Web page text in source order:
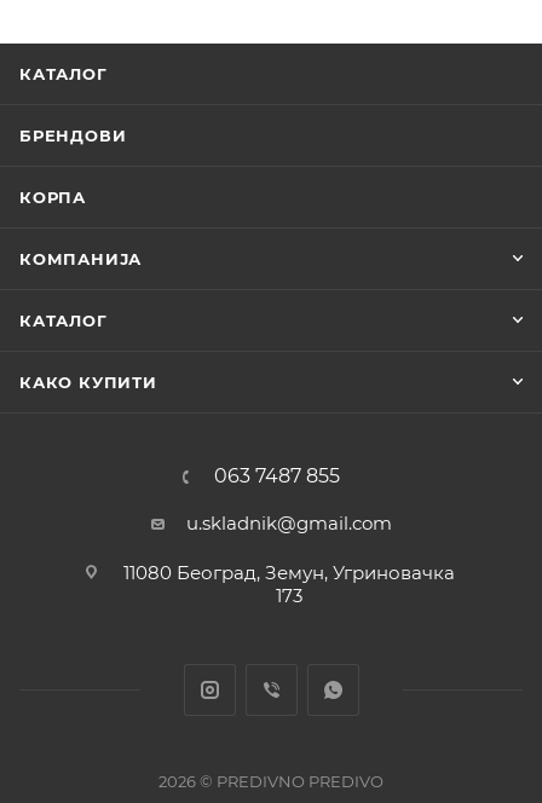
КАТАЛОГ
БРЕНДОВИ
КОРПА
КОМПАНИЈА
КАТАЛОГ
КАКО КУПИТИ
063 7487 855
u.skladnik@gmail.com
11080 Београд, Земун, Угриновачка
173
2026 © PREDIVNO PREDIVO